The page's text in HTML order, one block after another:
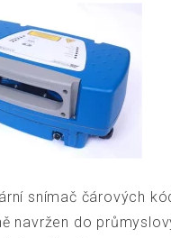
snímač čárových
navržen do